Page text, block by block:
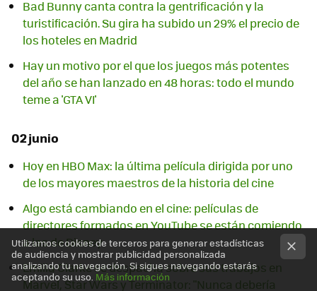
Bad Bunny canta contra la gentrificación y la
turistificación. Su gira ha subido un 29% el precio de
los hoteles en Madrid
Hay un motivo por el que los juegos más potentes
del año se han lanzado en 48 horas: todo el mundo
teme a 'GTA VI'
02 junio
Hoy en HBO Max: la última película dirigida por uno
de los mayores maestros de la historia del cine
Algo está cambiando en el cine: películas de
directores formados en YouTube se están comiendo
a las de Disney
Emilia Clarke se despacha sobre sus trabajos en
Marvel, Star Wars y Terminator: "Nunca debería
Utilizamos cookies de terceros para generar estadísticas
de audiencia y mostrar publicidad personalizada
analizando tu navegación. Si sigues navegando estarás
aceptando su uso. Más información